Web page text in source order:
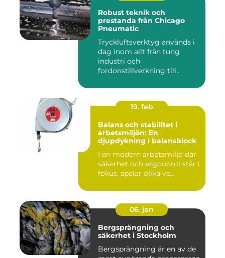
Robust teknik och
prestanda från Chicago
Pneumatic
Tryckluftsverktyg används i
dag inom allt från tung
industri och
fordonstillverkning till...
19. feb
Balans och stabilitet i
arbetsmiljön: En
djupdykning i balansblock
I en modern arbetsmiljö där
säkerhet och ergonomi står i
fokus, spelar olika ve...
06. jan
Bergsprängning och
säkerhet i Stockholm
Bergsprängning är en av de